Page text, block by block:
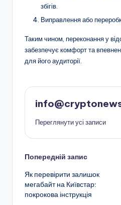
збігів.
Виправлення або
Таким чином, переконання у
забезпечує комфорт та
для його аудиторії.
Переглянути усі записи
Навігація
по
запису
Попередній запис
Як перевірити залишок
мегабайт на Київстар:
покрокова інструкція